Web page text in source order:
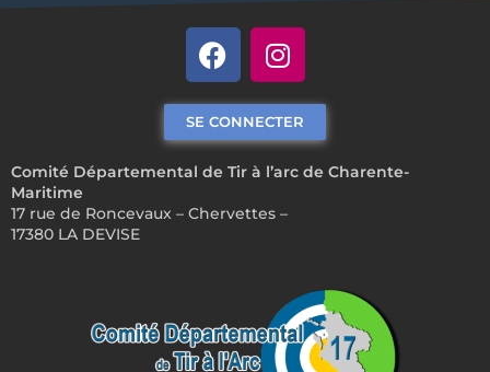
Comité Départemental de Tir à l’arc de Charente-
Maritime
17 rue de Roncevaux – Chervettes –
17380 LA DEVISE
SE CONNECTER